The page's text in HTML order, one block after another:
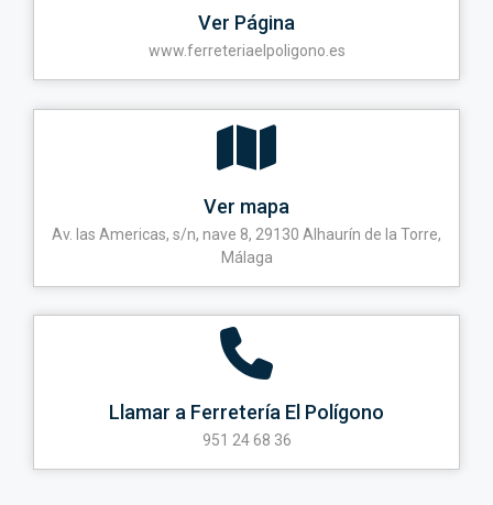
Ver Página
www.ferreteriaelpoligono.es
Ver mapa
Av. las Americas, s/n, nave 8, 29130 Alhaurín de la Torre,
Málaga
Llamar a Ferretería El Polígono
951 24 68 36